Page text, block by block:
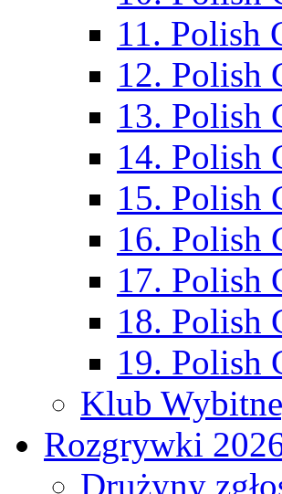
11. Polish
12. Polish
13. Polish
14. Polish
15. Polish
16. Polish
17. Polish
18. Polish
19. Polish
Klub
Rozgrywki
Drużyny